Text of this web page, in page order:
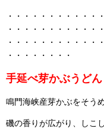
・・・・・・・・・・・
・・・・・・・・・・・
・・・・・・・・・・・
・・・・・・・・
手延べ芽かぶうど
鳴門海峡産芽かぶをそう
磯の香りが広がり、しこ